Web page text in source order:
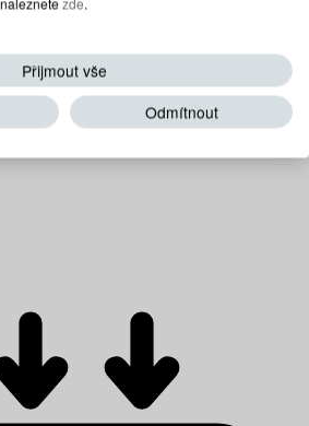
Přijmout vše
Odmítnout